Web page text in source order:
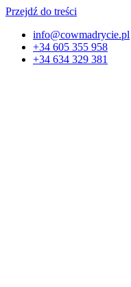
Przejdź do treści
info@cowmadrycie.pl
+34 605 355 958
+34 634 329 381​